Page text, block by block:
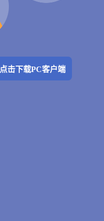
点击下载PC客户端